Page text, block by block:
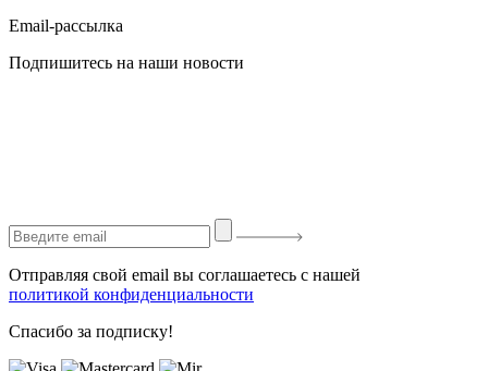
Email-рассылка
Подпишитесь на наши новости
Отправляя свой email вы соглашаетесь с нашей
политикой конфиденциальности
Спасибо за подписку!